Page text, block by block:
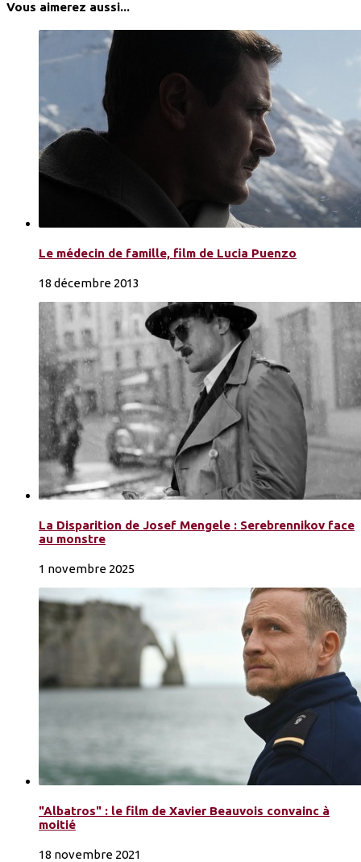
Vous aimerez aussi...
Le médecin de famille, film de Lucia Puenzo
18 décembre 2013
La Disparition de Josef Mengele : Serebrennikov face
au monstre
1 novembre 2025
"Albatros" : le film de Xavier Beauvois convainc à
moitié
18 novembre 2021